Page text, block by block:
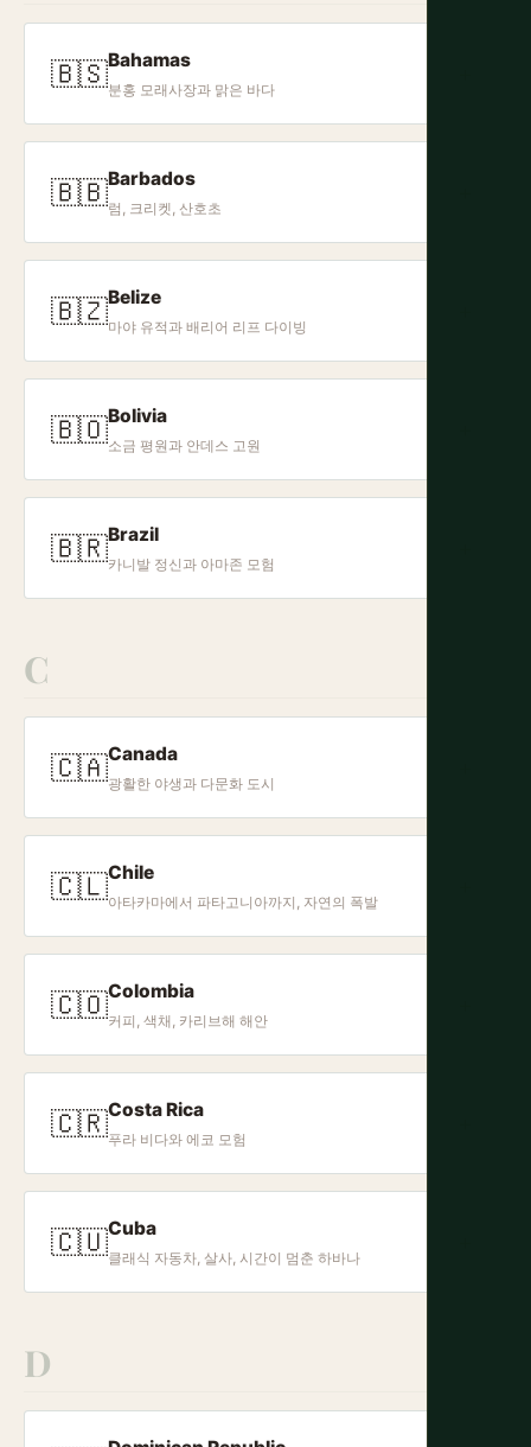
🇧🇸Bahamas
분홍 모래사장과 맑은 바다
🇧🇧Barbados
럼, 크리켓, 산호초
🇧🇿Belize
마야 유적과 배리어 리프 다이빙
🇧🇴Bolivia
소금 평원과 안데스 고원
🇧🇷Brazil
카니발 정신과 아마존 모험
C
🇨🇦Canada
광활한 야생과 다문화 도시
🇨🇱Chile
아타카마에서 파타고니아까지, 자연의 폭발
🇨🇴Colombia
커피, 색채, 카리브해 해안
🇨🇷Costa Rica
푸라 비다와 에코 모험
🇨🇺Cuba
클래식 자동차, 살사, 시간이 멈춘 하바나
D